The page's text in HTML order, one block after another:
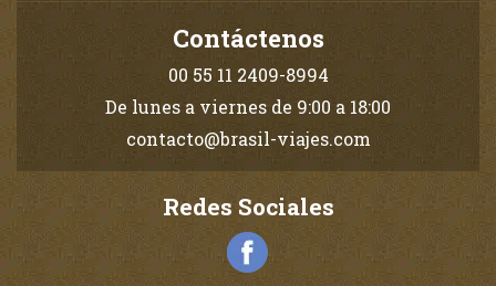
Contáctenos
00 55 11 2409-8994
De lunes a viernes de 9:00 a 18:00
contacto@brasil-viajes.com
Redes Sociales